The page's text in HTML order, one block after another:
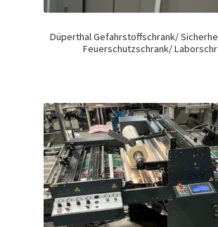
Düperthal Gefahrstoffschrank/
Feuerschutzschrank/